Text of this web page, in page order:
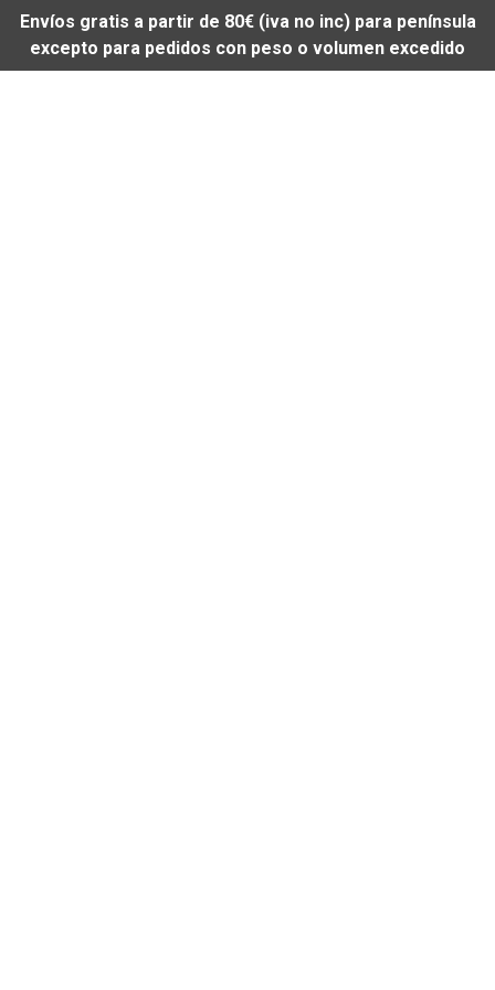
Envíos gratis a partir de 80€ (iva no inc) para península
excepto para pedidos con peso o volumen excedido